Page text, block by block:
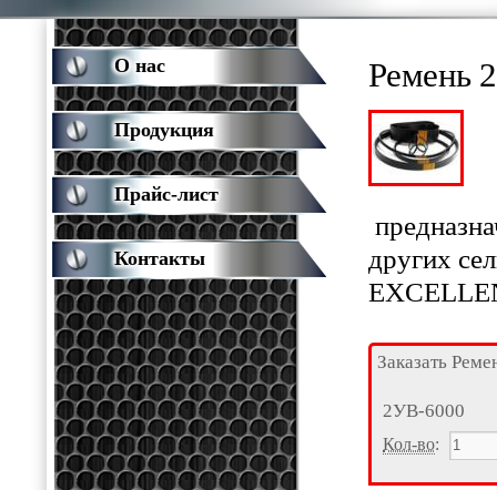
Ремень
других
Заказать
2УВ-6000
Кол-во:
О нас
Продукция
Прайс-лист
Контакты